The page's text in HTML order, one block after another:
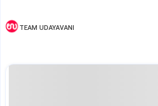
TEAM UDAYAVANI